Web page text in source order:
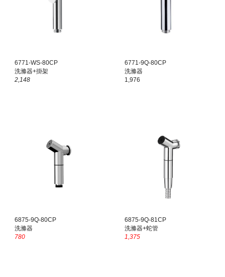
6771-WS-80CP
洗滌器+掛架
2,148
6771-9Q-80CP
洗滌器
1,976
6875-9Q-80CP
洗滌器
780
6875-9Q-81CP
洗滌器+蛇管
1,375